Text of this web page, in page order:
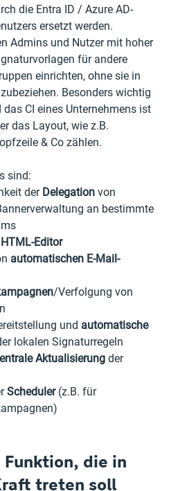
die Entra ID / Azure AD-
ersetzt werden.
Admins und Nutzer mit hoher
für andere
einrichten, ohne sie in
Besonders wichtig
das CI eines Unternehmens ist
das Layout, wie z.B.
& Co zählen.
sind:
der Delegation von
an bestimmte
HTML-Editor
automatischen E-Mail-
/Verfolgung von
und automatische
lokalen Signaturregeln
Aktualisierung der
Scheduler (z.B. für
Funktion, die in
treten soll